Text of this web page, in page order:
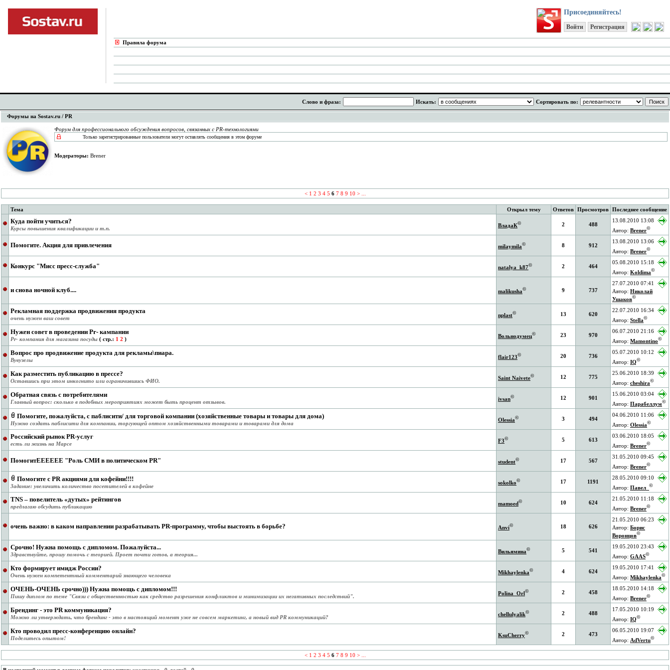
Присоединяйтесь!
Войти Регистрация
Правила форума
Слово и фраза: Искать: Сортировать по:
Форумы на Sostav.ru / PR
Форум для профессионального обсуждения вопросов, связанных с PR-технологиями
Только зарегистрированные пользователи могут оставлять сообщения в этом форуме
Модераторы: Brener
< 1 2 3 4 5 6 7 8 9 10 >
Тема Открыл тему Ответов Просмотров Последнее сообщение
Куда пойти учиться?
Курсы повышения квалификации и т.п.
ВладаК© 2 488
13.08.2010 13:08
Автор: Brener©
Помогите. Акция для привлечения milaymila© 8 912
13.08.2010 13:06
Автор: Brener©
Конкурс "Мисс пресс-служба" natalya_k87© 2 464
05.08.2010 15:18
Автор: Koldima©
и снова ночной клуб.... malikusha© 9 737
27.07.2010 07:41
Автор: Николай
Ушаков©
Рекламная поддержка продвижения продукта
очень нужен ваш совет
nplast© 13 620
22.07.2010 16:34
Автор: Stеlla©
Нужен совет в проведении Pr- кампании
Pr- компания для магазина посуды ( cтр.: 1 2 )
Вольнодумец© 23 970
06.07.2010 21:16
Автор: Mamontino©
Вопрос про продвижение продукта для рекламы\пиара.
Вувузелы
flair123© 20 736
05.07.2010 10:12
Автор: IQ©
Как разместить публикацию в прессе?
Оставшись при этом инкогнито или ограничившись ФИО.
Saint Naivete© 12 775
25.06.2010 18:39
Автор: cheshira©
Обратная связь с потребителями
Главный вопрос: сколько в подобных мероприятиях может быть процент отзывов.
ivsan© 12 901
15.06.2010 03:04
Автор: Парабеллум©
Помогите, пожалуйста, с паблисити/ для торговой компании (хозяйственные товары и товары для дома)
Нужно создать паблисити для компании, торгующей оптом хозяйственными товарами и товарами для дома
Olessia© 3 494
04.06.2010 11:06
Автор: Olessia©
Российский рынок PR-услуг
есть ли жизнь на Марсе
F3© 5 613
03.06.2010 18:05
Автор: Brener©
ПомогитЕЕЕЕЕЕ "Роль СМИ в политическом PR" student© 17 567
31.05.2010 09:45
Автор: Brener©
Помогите с PR акциями для кофейни!!!!
Задание: увеличить количество посетителей в кофейне
sokolko© 17 1191
28.05.2010 09:10
Автор: Павел_ ©
TNS – повелитель «дутых» рейтингов
предлагаю обсудить публикацию
mamoed© 10 624
21.05.2010 11:18
Автор: Brener©
очень важно: в каком направлении разрабатывать PR-программу, чтобы выстоять в борьбе? Anvi© 18 626
21.05.2010 06:23
Автор: Борис
Воронцов©
Срочно! Нужна помощь с дипломом. Пожалуйста...
Здравствуйте, прошу помочь с теорией. Проет почти готов, а теория...
Вильямина© 5 541
19.05.2010 23:43
Автор: GAAS©
Кто формирует имидж России?
Очень нужен компетентный комментарий знающего человека
Mikhaylenka© 4 624
19.05.2010 17:41
Автор: Mikhaylenka©
ОЧЕНЬ-ОЧЕНЬ срочно))) Нужна помощь с дипломом!!!
Пишу диплом по теме "Связи с общественностью как средство разрешения конфликтов и минимизации их негативных последствий".
Polina_Orl© 2 458
18.05.2010 14:18
Автор: Brener©
Брендинг - это PR коммуникация?
Можно ли утверждать, что брендинг - это в настоящий момент уже не совсем маркетинг, а новый вид PR коммуникаций?
chellulyalik© 2 488
17.05.2010 10:19
Автор: IQ©
Кто проводил пресс-конференцию онлайн?
Поделитесь опытом!
KsuCherry© 2 473
06.05.2010 19:07
Автор: AdVertu©
< 1 2 3 4 5 6 7 8 9 10 >